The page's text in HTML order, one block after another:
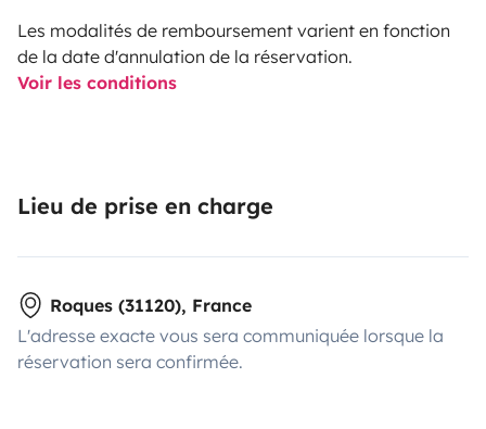
Les modalités de remboursement varient en fonction
de la date d'annulation de la réservation.
Voir les conditions
Lieu de prise en charge
Roques (31120), France
L'adresse exacte vous sera communiquée lorsque la
réservation sera confirmée.